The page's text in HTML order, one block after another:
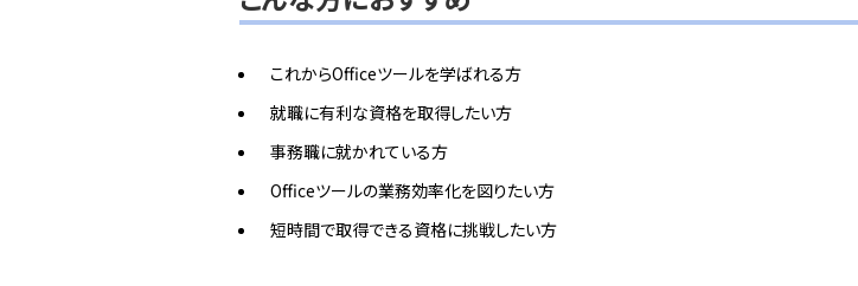
これからOfficeツールを学ばれる方
就職に有利な資格を取得したい方
事務職に就かれている方
Officeツールの業務効率化を図りたい方
短時間で取得できる資格に挑戦したい方